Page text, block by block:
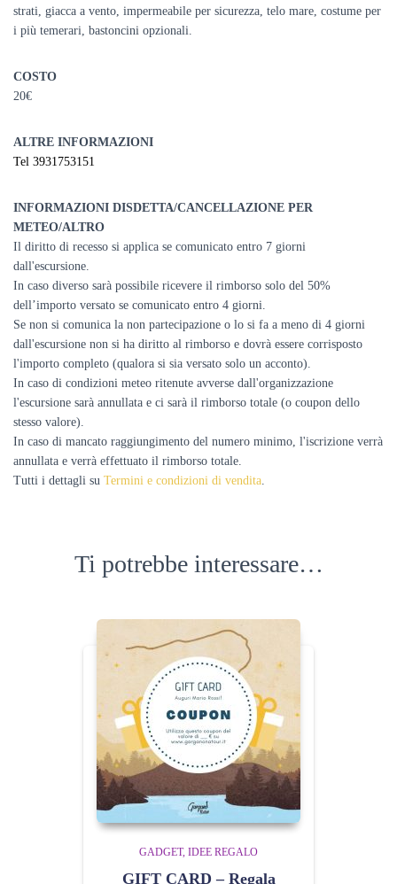
strati, giacca a vento, impermeabile per sicurezza, telo mare, costume per
i più temerari, bastoncini opzionali.
COSTO
20€
ALTRE INFORMAZIONI
Tel 3931753151
INFORMAZIONI DISDETTA/CANCELLAZIONE PER
METEO/ALTRO
Il diritto di recesso si applica se comunicato entro 7 giorni
dall'escursione.
In caso diverso sarà possibile ricevere il rimborso solo del 50%
dell’importo versato se comunicato entro 4 giorni.
Se non si comunica la non partecipazione o lo si fa a meno di 4 giorni
dall'escursione non si ha diritto al rimborso e dovrà essere corrisposto
l'importo completo (qualora si sia versato solo un acconto).
In caso di condizioni meteo ritenute avverse dall'organizzazione
l'escursione sarà annullata e ci sarà il rimborso totale (o coupon dello
stesso valore).
In caso di mancato raggiungimento del numero minimo, l'iscrizione verrà
annullata e verrà effettuato il rimborso totale.
Tutti i dettagli su Termini e condizioni di vendita.
Ti potrebbe interessare…
GADGET IDEE REGALO
GIFT CARD – Regala